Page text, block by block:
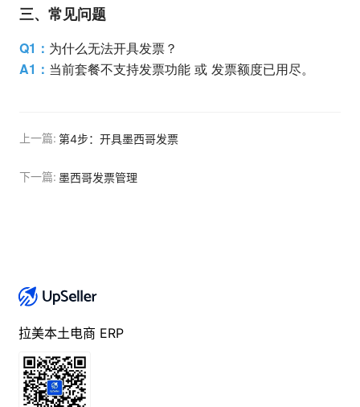
三、常见问题
Q1： 为什么无法开具发票？
A1： 当前套餐不支持发票功能 或 发票额度已用尽。
上一篇: 第4步：开具墨西哥发票
下一篇: 墨西哥发票管理
拉美本土电商 ERP